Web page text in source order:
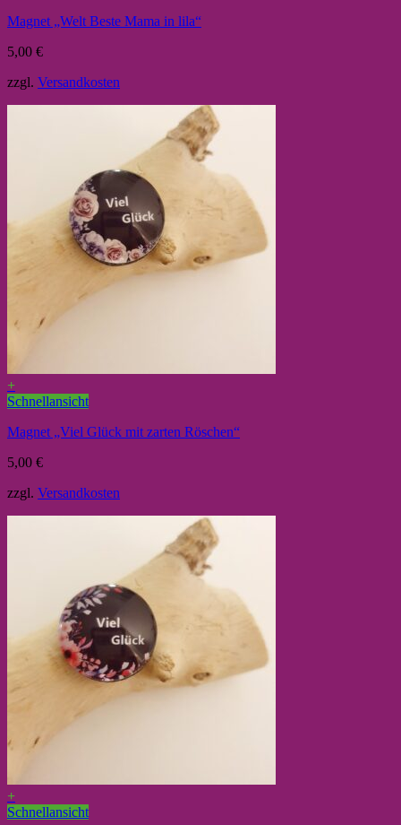
Magnet „Welt Beste Mama in lila“
5,00 €
zzgl. Versandkosten
+
Schnellansicht
Magnet „Viel Glück mit zarten Röschen“
5,00 €
zzgl. Versandkosten
+
Schnellansicht